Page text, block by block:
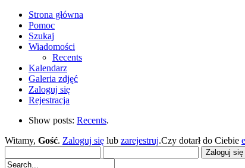
Strona główna
Pomoc
Szukaj
Wiadomości
Recents
Kalendarz
Galeria zdjęć
Zaloguj się
Rejestracja
Show posts: Recents.
Witamy, Gość. Zaloguj się lub zarejestruj.Czy dotarł do Ciebie